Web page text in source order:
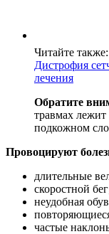
Читайте также:
Дистрофия
лечения
Обратите
травмах лежит
подкожном
Провоцируют
длительные
скоростной
неудобная
частые